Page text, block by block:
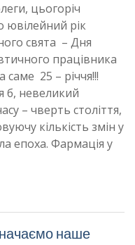
цьогоріч
ювілейний рік
свята – Дня
працівника
саме 25 – річчя!!!
б, невеликий
– чверть століття,
кількість змін у
епоха. Фармація у
наше